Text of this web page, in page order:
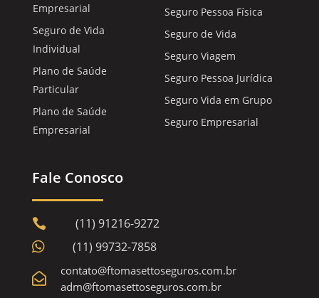
Empresarial
Seguro de Vida
Individual
Plano de Saúde
Particular
Plano de Saúde
Empresarial
Seguro Pessoa Física
Seguro de Vida
Seguro Viagem
Seguro Pessoa Jurídica
Seguro Vida em Grupo
Seguro Empresarial
Fale Conosco
 (11) 91216-9272
 (11) 99732-7858

contato@ftomasettoseguros.com.br
adm@ftomasettoseguros.com.br